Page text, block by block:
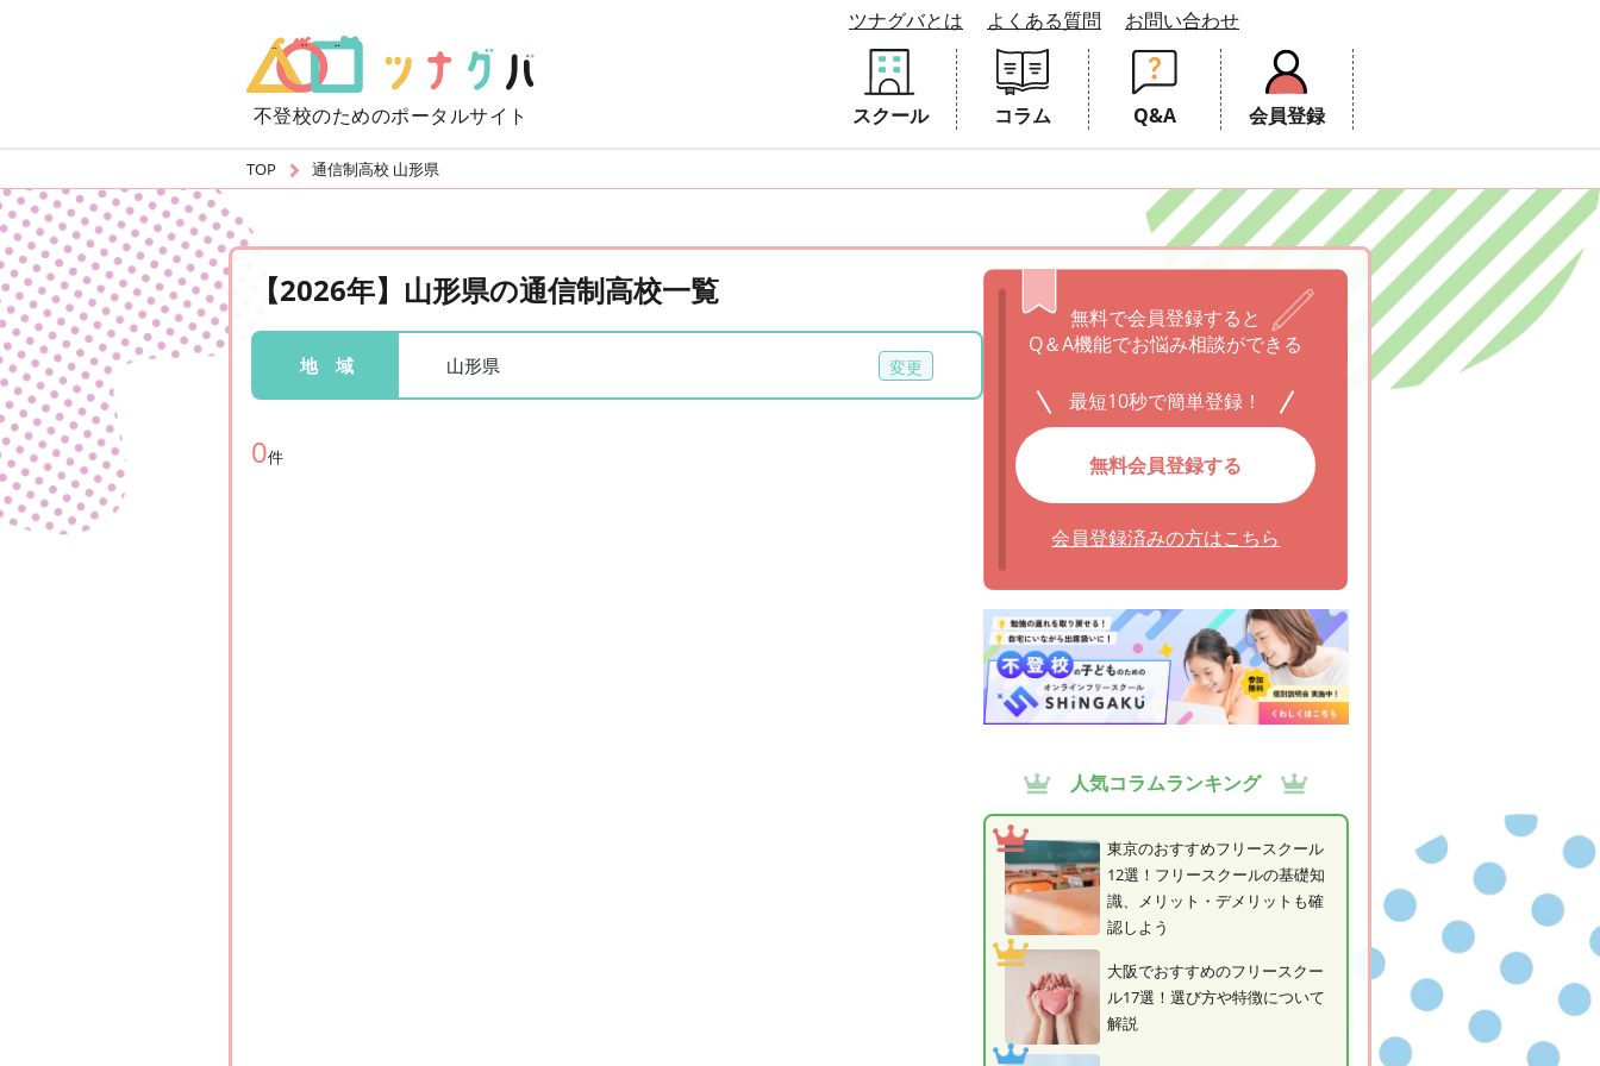
不登校のためのポータルサイト
ツナグバとは よくある質問 お問い合わせ
スクール コラム Q&A 会員登録
TOP 通信制高校 山形県
【2026年】山形県の通信制高校一覧
地 域 山形県
0件
無料で会員登録すると
Q＆A機能でお悩み相談ができる
最短10秒で簡単登録！
無料会員登録する
会員登録済みの方はこちら
人気コラムランキング
東京のおすすめフリースクール
12選！フリースクールの基礎知
識、メリット・デメリットも確
認しよう
大阪でおすすめのフリースクー
ル17選！選び方や特徴について
解説